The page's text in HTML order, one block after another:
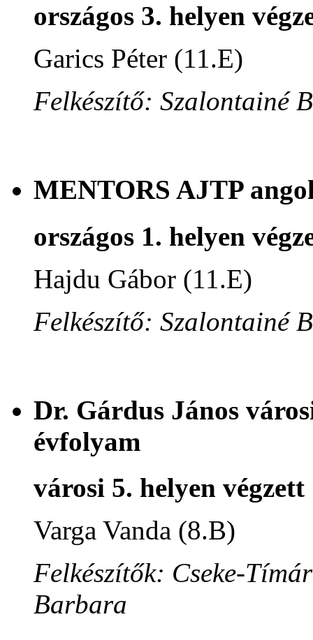
országos 3. helyen
Garics Péter (11.E)
Felkészítő: Szalontainé
MENTORS AJTP
országos 1. helyen
Hajdu Gábor (11.E)
Felkészítő: Szalontainé
Dr. Gárdus János
évfolyam
városi 5. helyen végzett
Varga Vanda (8.B)
Felkészítők: Cseke-
Barbara